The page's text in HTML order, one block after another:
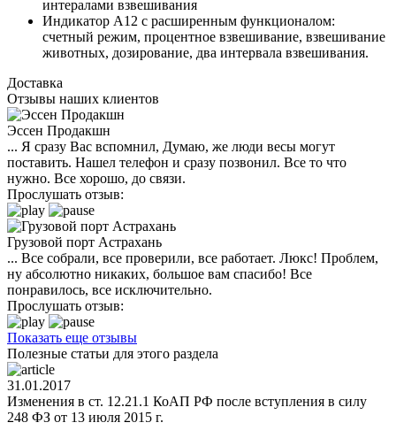
интералами взвешивания
Индикатор А12 с расширенным функционалом:
счетный режим, процентное взвешивание, взвешивание
животных, дозирование, два интервала взвешивания.
Доставка
Отзывы наших клиентов
Эссен Продакшн
... Я сразу Вас вспомнил, Думаю, же люди весы могут
поставить. Нашел телефон и сразу позвонил. Все то что
нужно. Все хорошо, до связи.
Прослушать отзыв:
Грузовой порт Астрахань
... Все собрали, все проверили, все работает. Люкс! Проблем,
ну абсолютно никаких, большое вам спасибо! Все
понравилось, все исключительно.
Прослушать отзыв:
Показать еще отзывы
Полезные статьи для этого раздела
31.01.2017
Изменения в ст. 12.21.1 КоАП РФ после вступления в силу
248 ФЗ от 13 июля 2015 г.